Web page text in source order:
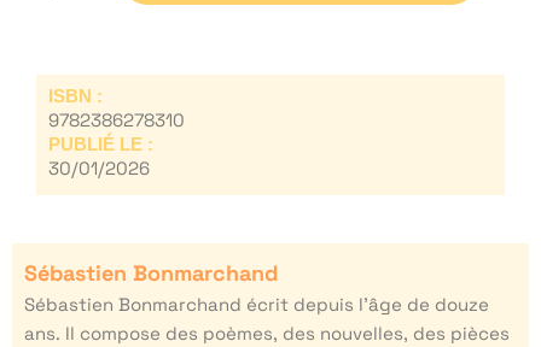
ISBN :
9782386278310
PUBLIÉ LE :
30/01/2026
Sébastien Bonmarchand
Sébastien Bonmarchand écrit depuis l’âge de douze
ans. Il compose des poèmes, des nouvelles, des pièces